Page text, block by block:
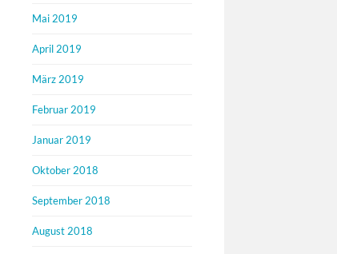
Mai 2019
April 2019
März 2019
Februar 2019
Januar 2019
Oktober 2018
September 2018
August 2018